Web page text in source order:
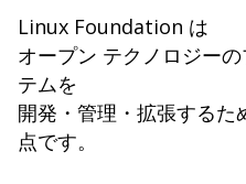
Linux Foundation は
オープン テクノロジー
テムを
開発・管理・拡張する
点です。